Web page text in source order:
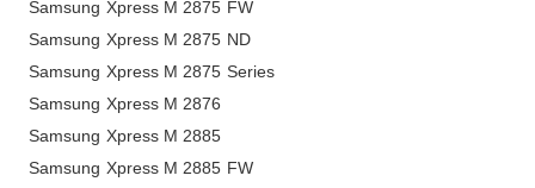
Samsung Xpress M 2875 FW
Samsung Xpress M 2875 ND
Samsung Xpress M 2875 Series
Samsung Xpress M 2876
Samsung Xpress M 2885
Samsung Xpress M 2885 FW